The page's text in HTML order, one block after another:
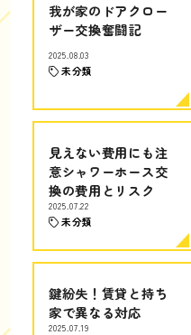
我が家のドアクロー
ザー交換奮闘記
2025.08.03
未分類
見えない費用にも注
意シャワーホース交
換の費用とリスク
2025.07.22
未分類
鍵紛失！賃貸と持ち
家で異なる対応
2025.07.19